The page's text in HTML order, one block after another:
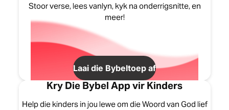
Stoor verse, lees vanlyn, kyk na onderrigsnitte, en
meer!
Laai die Bybeltoep af
Kry Die Bybel App vir Kinders
Help die kinders in jou lewe om die Woord van God lief